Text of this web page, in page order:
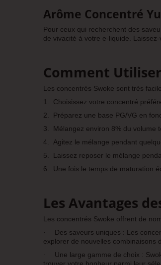
Arôme Concentré
Pour ceux qui recherchent des
de vivacité à votre e-liquide.
Comment
Les concentrés Swoke sont très
1.
Choisissez votre concentré
2.
Préparez une base PG/VG en
3.
Mélangez environ 8% du volume
4.
Agitez le mélange pendant
5.
Laissez reposer le mélange
6.
Une fois le temps de maturation
Les Avantages
Les concentrés Swoke offrent de
·
Des saveurs uniques : Les
explorer de nouvelles combinaisons
·
Une large gamme de choix :
trouver votre bonheur parmi leur